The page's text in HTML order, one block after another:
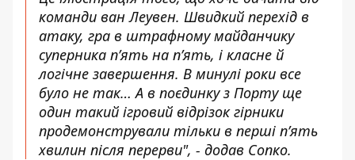
команди ван Леувен. Швидкий перехід в
атаку, гра в штрафному майданчику
суперника п’ять на п’ять, і класне й
логічне завершення. В минулі роки все
було не так… А в поєдинку з Порту ще
один такий ігровий відрізок гірники
продемонстрували тільки в перші п’ять
хвилин після перерви", - додав Сопко.